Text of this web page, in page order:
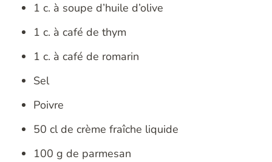
1 c. à soupe d’huile d’olive
1 c. à café de thym
1 c. à café de romarin
Sel
Poivre
50 cl de crème fraîche liquide
100 g de parmesan